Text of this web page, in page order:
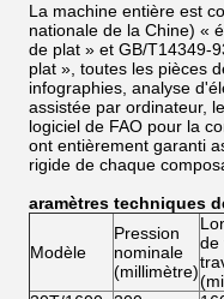
La machine entière est
nationale de la Chine) «
de plat » et GB/T14349-
plat », toutes les pièces
infographies, analyse
assistée par ordinateur,
logiciel de FAO pour la
ont entièrement garanti
rigide de chaque
Paramètres techniques
Modèle
Pression
nominale
(millimètre)
de